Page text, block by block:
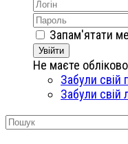
Запам'ятати
Увійти
Не маєте
Забули свій
Забули свій